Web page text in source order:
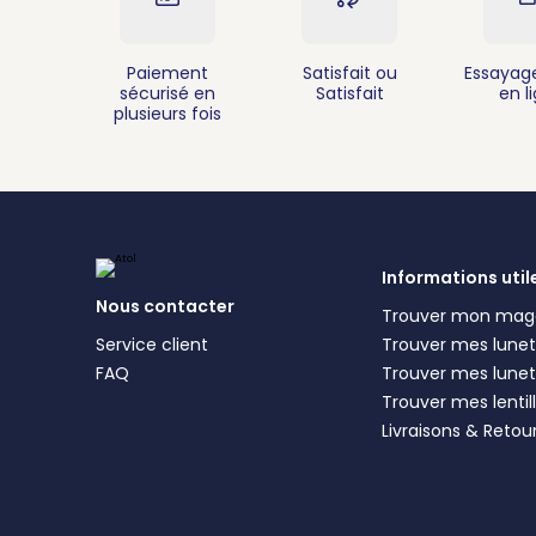
Paiement
sécurisé en
plusieurs fois
Satisfait ou
Satisfait
en
Nous contacter
Service client
FAQ
Informations
Trouver mon
Trouver mes
Trouver mes
Trouver mes
Livraisons &